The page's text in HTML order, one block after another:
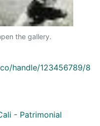
the gallery.
handle/123456789/8
- Patrimonial